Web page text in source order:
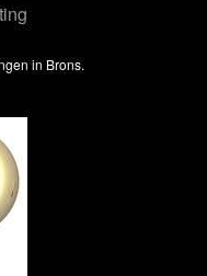
in Brons.